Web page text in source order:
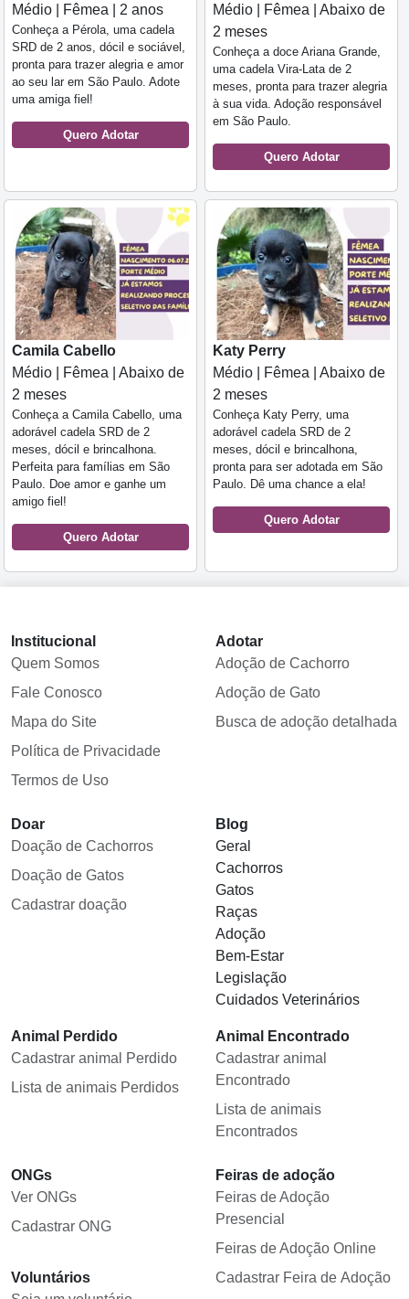
Médio | Fêmea | 2 anos
Conheça a Pérola, uma cadela
SRD de 2 anos, dócil e sociável,
pronta para trazer alegria e amor
ao seu lar em São Paulo. Adote
uma amiga fiel!
Quero Adotar
Médio | Fêmea | Abaixo de
2 meses
Conheça a doce Ariana Grande,
uma cadela Vira-Lata de 2
meses, pronta para trazer alegria
à sua vida. Adoção responsável
em São Paulo.
Quero Adotar
Camila Cabello
Médio | Fêmea | Abaixo de
2 meses
Conheça a Camila Cabello, uma
adorável cadela SRD de 2
meses, dócil e brincalhona.
Perfeita para famílias em São
Paulo. Doe amor e ganhe um
amigo fiel!
Quero Adotar
Katy Perry
Médio | Fêmea | Abaixo de
2 meses
Conheça Katy Perry, uma
adorável cadela SRD de 2
meses, dócil e brincalhona,
pronta para ser adotada em São
Paulo. Dê uma chance a ela!
Quero Adotar
Institucional
Quem Somos
Fale Conosco
Mapa do Site
Política de Privacidade
Termos de Uso
Adotar
Adoção de Cachorro
Adoção de Gato
Busca de adoção detalhada
Doar
Doação de Cachorros
Doação de Gatos
Cadastrar doação
Blog
Geral
Cachorros
Gatos
Raças
Adoção
Bem-Estar
Legislação
Cuidados Veterinários
Animal Perdido
Cadastrar animal Perdido
Lista de animais Perdidos
Animal Encontrado
Cadastrar animal
Encontrado
Lista de animais
Encontrados
ONGs
Ver ONGs
Cadastrar ONG
Voluntários
Feiras de adoção
Feiras de Adoção
Presencial
Feiras de Adoção Online
Cadastrar Feira de Adoção